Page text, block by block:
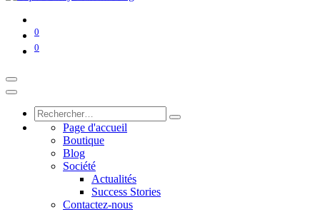
0
0
Page d'accueil
Boutique
Blog
Société
Actualités
Success Stories
Contactez-nous